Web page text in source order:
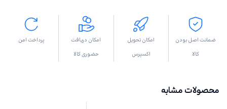
ضمانت اصل بودن
کالا
امکان تحویل
اکسپرس
امکان دریافت
حضوری کالا
پرداخت امن
محصولات مشابه